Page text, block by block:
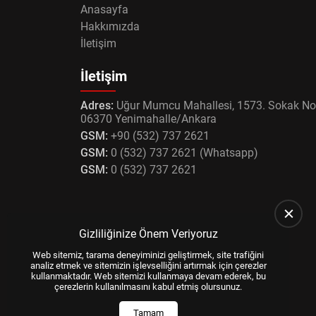
Anasayfa
Hakkımızda
İletişim
İletişim
Adres: Uğur Mumcu Mahallesi, 1573. Sokak
06370 Yenimahalle/Ankara
GSM: +90 (532) 737 2621
GSM: 0 (532) 737 2621 (Whatsapp)
GSM: 0 (532) 737 2621
Gizliliğinize Önem Veriyoruz
Web sitemiz, tarama deneyiminizi geliştirmek, site trafiğini
analiz etmek ve sitemizin işlevselliğini artırmak için çerezler
kullanmaktadır. Web sitemizi kullanmaya devam ederek, bu
çerezlerin kullanılmasını kabul etmiş olursunuz.
Tamam